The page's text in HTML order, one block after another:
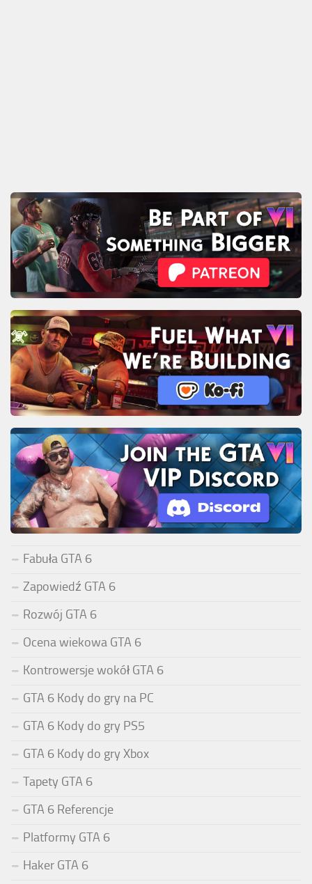
Fabuła GTA 6
Zapowiedź GTA 6
Rozwój GTA 6
Ocena wiekowa GTA 6
Kontrowersje wokół GTA 6
GTA 6 Kody do gry na PC
GTA 6 Kody do gry PS5
GTA 6 Kody do gry Xbox
Tapety GTA 6
GTA 6 Referencje
Platformy GTA 6
Haker GTA 6